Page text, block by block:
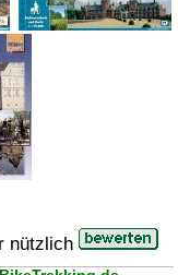
nützlich